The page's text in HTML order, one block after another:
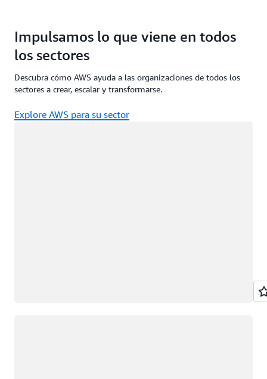
Impulsamos lo que viene en todos
los sectores
Descubra cómo AWS ayuda a las organizaciones de todos los
sectores a crear, escalar y transformarse.
Explore AWS para su sector